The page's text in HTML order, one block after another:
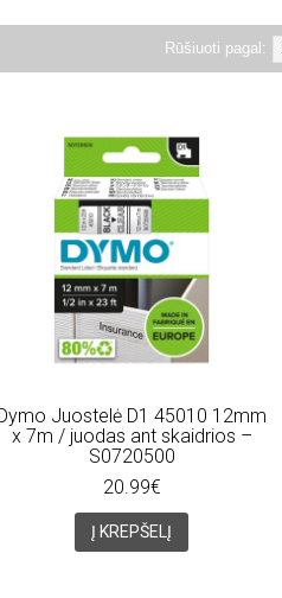
Rūšiuoti pagal:
Juostelė D1 45010 12mm
x 7m / juodas ant skaidrios –
S0720500
20.99€
Į KREPŠELĮ